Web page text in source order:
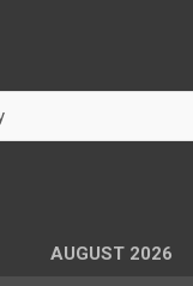
AUGUST 2026